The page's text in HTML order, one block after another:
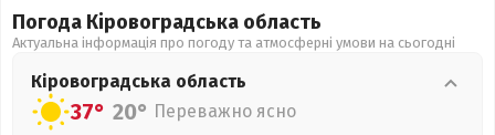
Погода Кіровоградська область
Актуальна інформація про погоду та атмосферні умови на сьогодні
Кіровоградська область
37° 20° Переважно ясно